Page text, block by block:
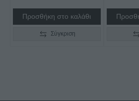
Προσθήκη στο καλάθι
Σύγκριση